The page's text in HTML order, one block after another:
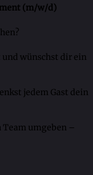
(m/w/d)
wünschst dir ein
jedem Gast dein
Team umgeben –